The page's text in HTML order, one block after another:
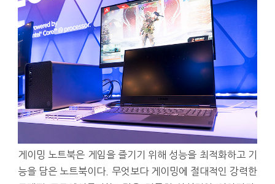
게이밍 노트북은 게임을 즐기기 위해 성능을 최적화하고 기
능을 담은 노트북이다. 무엇보다 게이밍에 절대적인 강력한